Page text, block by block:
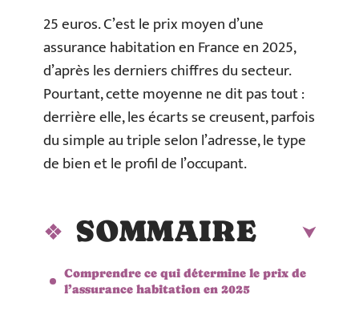
25 euros. C’est le prix moyen d’une
assurance habitation en France en 2025,
d’après les derniers chiffres du secteur.
Pourtant, cette moyenne ne dit pas tout :
derrière elle, les écarts se creusent, parfois
du simple au triple selon l’adresse, le type
de bien et le profil de l’occupant.
SOMMAIRE
Comprendre ce qui détermine le prix de
l’assurance habitation en 2025